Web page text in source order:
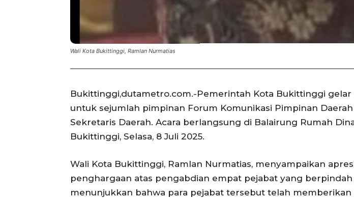
Wali Kota Bukittinggi, Ramlan Nurmatias
Bukittinggi,dutametro.com.-Pemerintah Kota Bukittinggi gelar
untuk sejumlah pimpinan Forum Komunikasi Pimpinan
Sekretaris Daerah. Acara berlangsung di Balairung Rumah
Bukittinggi, Selasa, 8 Juli 2025.
Wali Kota Bukittinggi, Ramlan Nurmatias, menyampaikan
penghargaan atas pengabdian empat pejabat yang
menunjukkan bahwa para pejabat tersebut telah